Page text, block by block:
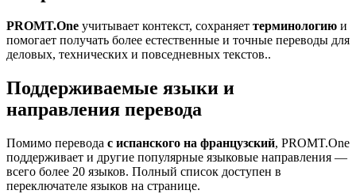
PROMT.One учитывает контекст, сохраняет терминологию и
помогает получать более естественные и точные переводы для
деловых, технических и повседневных текстов..
Поддерживаемые языки и
направления перевода
Помимо перевода с испанского на французский, PROMT.One
поддерживает и другие популярные языковые направления —
всего более 20 языков. Полный список доступен в
переключателе языков на странице.